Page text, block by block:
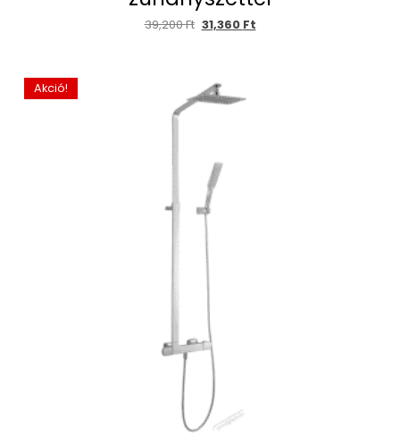
39,200Ft 31,360 Ft
Akció!